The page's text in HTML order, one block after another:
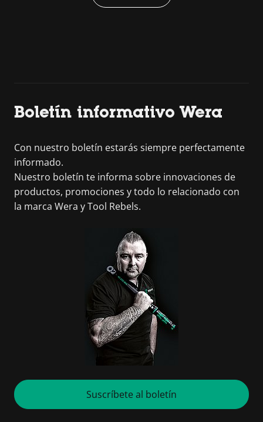
Boletín informativo Wera
Con nuestro boletín estarás siempre perfectamente
informado.
Nuestro boletín te informa sobre innovaciones de
productos, promociones y todo lo relacionado con
la marca Wera y Tool Rebels.
Suscríbete al boletín